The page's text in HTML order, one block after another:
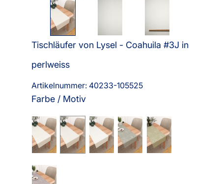
Tischläufer von Lysel - Coahuila #3J in
perlweiss
Artikelnummer: 40233-105525
Farbe / Motiv